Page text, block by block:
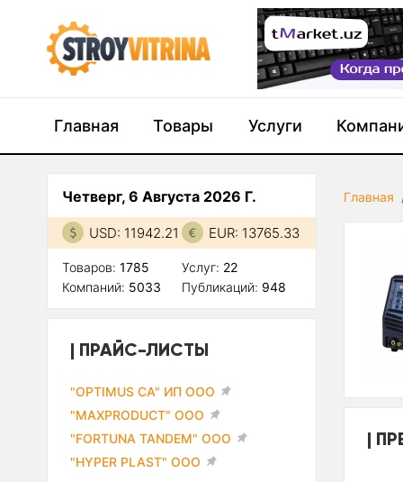
Главная Товары Услуги
Главная
Четверг, 6 Августа 2026 Г.
USD: 11942.21 EUR: 13765.33
Товаров: 1785
Компаний: 5033
Услуг: 22
Публикаций: 948
ПРАЙС-ЛИСТЫ
"OPTIMUS CA" ИП ООО
"MAXPRODUCT" ООО
"FORTUNA TANDEM" ООО
"HYPER PLAST" ООО